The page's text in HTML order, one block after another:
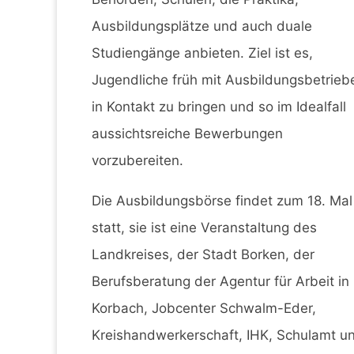
Ausbildungsplätze und auch duale
Studiengänge anbieten. Ziel ist es,
Jugendliche früh mit
in Kontakt zu bringen und so im Idealfall
aussichtsreiche Bewerbungen
vorzubereiten.
Die Ausbildungsbörse findet zum 18. Mal
statt, sie ist eine Veranstaltung des
Landkreises, der Stadt Borken, der
Berufsberatung der Agentur für Arbeit in
Korbach, Jobcenter Schwalm-Eder,
Kreishandwerkerschaft, IHK, Schulamt